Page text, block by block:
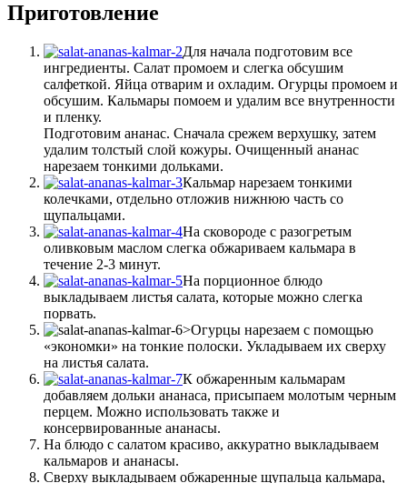
Приготовление
Для начала подготовим все
ингредиенты. Салат промоем и слегка обсушим
салфеткой. Яйца отварим и охладим. Огурцы промоем и
обсушим. Кальмары помоем и удалим все внутренности
и пленку.
Подготовим ананас. Сначала срежем верхушку, затем
удалим толстый слой кожуры. Очищенный ананас
нарезаем тонкими дольками.
Кальмар нарезаем тонкими
колечками, отдельно отложив нижнюю часть со
щупальцами.
На сковороде с разогретым
оливковым маслом слегка обжариваем кальмара в
течение 2-3 минут.
На порционное блюдо
выкладываем листья салата, которые можно слегка
порвать.
>Огурцы нарезаем с помощью
«экономки» на тонкие полоски. Укладываем их сверху
на листья салата.
К обжаренным кальмарам
добавляем дольки ананаса, присыпаем молотым черным
перцем. Можно использовать также и
консервированные ананасы.
На блюдо с салатом красиво, аккуратно выкладываем
кальмаров и ананасы.
Сверху выкладываем обжаренные щупальца кальмара,